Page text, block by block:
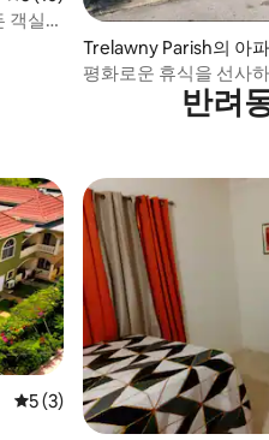
객실에
Trelawny Parish의 아
평화로운 휴식을 선사
반려
평점 5점(5점 만점), 후기 3개
5 (3)